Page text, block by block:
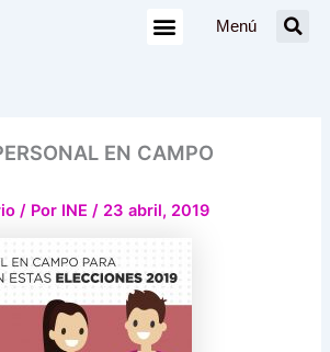
Menú
EN CAMPO
/ Por INE/ 23 abril, 2019